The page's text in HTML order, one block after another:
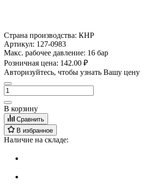
Страна производства: КНР
Артикул: 127-0983
Макс. рабочее давление: 16 бар
Розничная цена: 142.00 ₽
Авторизуйтесь, чтобы узнать Вашу цену
В корзину
Сравнить
В избранное
Наличие на складе: